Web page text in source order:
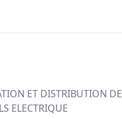
ET DISTRIBUTION DE
ELECTRIQUE